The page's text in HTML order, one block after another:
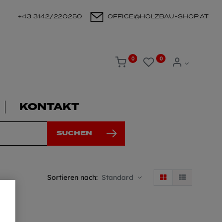
+43 3142/220250 OFFICE@HOLZBAU-SHOP.AT
0 0
KONTAKT
SUCHEN
Sortieren nach: Standard